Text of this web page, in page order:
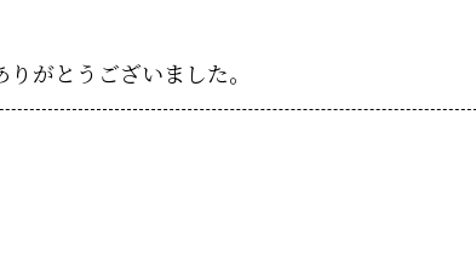
りがとうございました。